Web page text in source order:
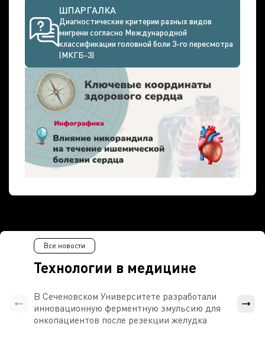
ШПАРГАЛКА
Диагностические критерии разных видов
мигрени согласно Международной
классификации головной боли 3-го пересмотра
(МКГБ-3)
Технологии в медицине
Все новости
В Сеченовском Университете разработали
инновационную ферментную эмульсию для
онкопациентов после резекции желудка